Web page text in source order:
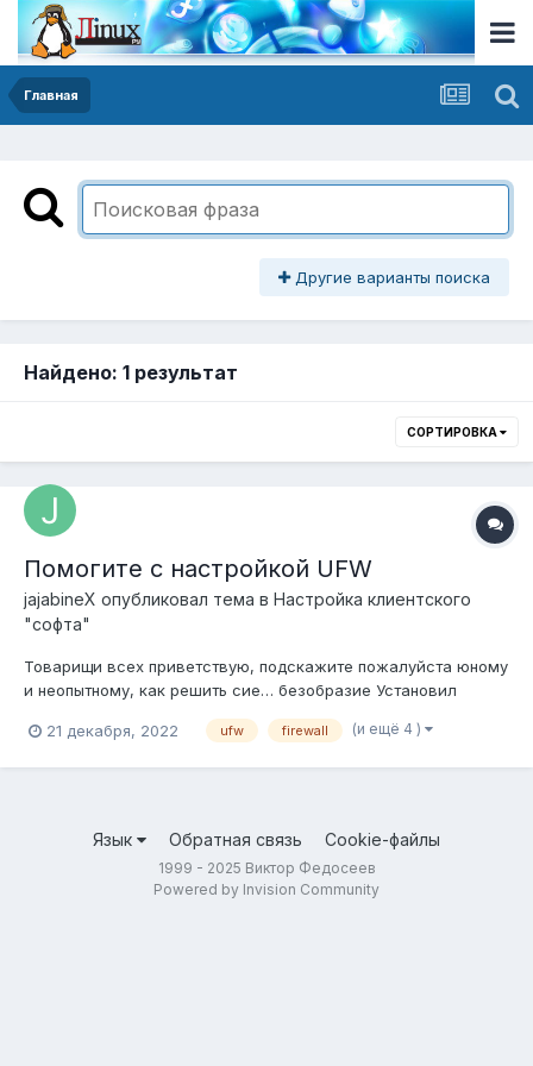
Главная
Другие варианты поиска
Найдено: 1 результат
СОРТИРОВКА
Помогите с настройкой UFW
jajabineX опубликовал тема в Настройка клиентского
"софта"
Товарищи всех приветствую, подскажите пожалуйста юному
и неопытному, как решить сие… безобразие Установил
systemctl enable ufw.service, user $ sudo ufw enable, user $
21 декабря, 2022 ufw firewall (и ещё 4 )
Язык Обратная связь Cookie-файлы
1999 - 2025 Виктор Федосеев
Powered by Invision Community